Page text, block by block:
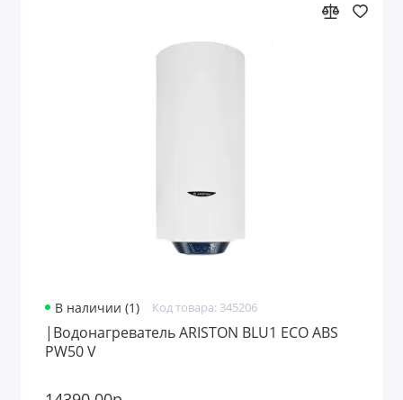
В наличии (1) Код товара: 345206
|Водонагреватель ARISTON BLU1 ECO ABS
PW50 V